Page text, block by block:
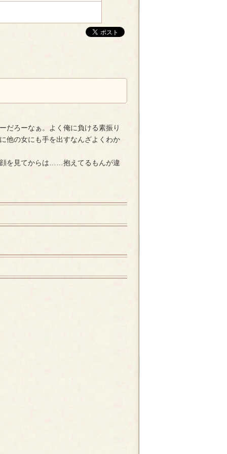
ろーなぁ。よく俺に負ける素振り
の女にも手を出すなんざよくわか
を見てからは……抱えてるもんが違